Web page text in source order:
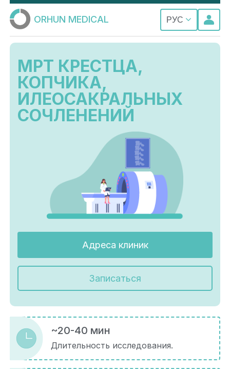
ORHUN MEDICAL РУС
МРТ КРЕСТЦА,
КОПЧИКА,
ИЛЕОСАКРАЛЬНЫХ
СОЧЛЕНЕНИЙ
Адреса клиник
Записаться
~20-40 мин
Длительность исследования.